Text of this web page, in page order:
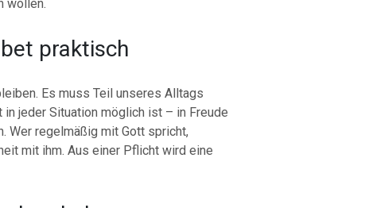
wollen.
praktisch
Es muss Teil unseres Alltags
in jeder Situation möglich ist – in Freude
Wer regelmäßig mit Gott spricht,
mit ihm. Aus einer Pflicht wird eine